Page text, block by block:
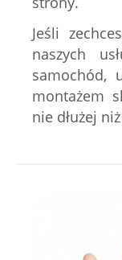
Jeśli
naszych
samochód,
montażem
nie dłużej